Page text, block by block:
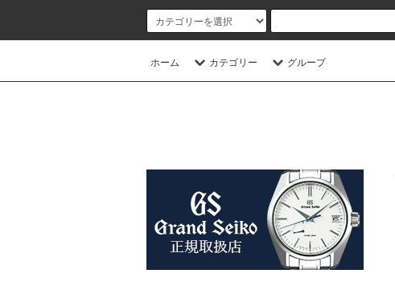
ホーム カテゴリー グループ